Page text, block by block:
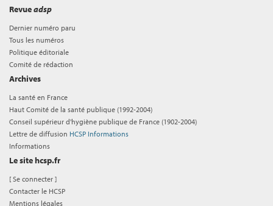
Revueadsp
Dernier numéro paru
Tous les numéros
Politique éditoriale
Comité de rédaction
Archives
La santé en France
Haut Comité de la santé publique (1992-2004)
Conseil supérieur d'hygiène publique de France (1902-2004)
Lettre de diffusion HCSP Informations
Informations
Le site hcsp.fr
[Se connecter ]
Contacter le HCSP
Mentions légales